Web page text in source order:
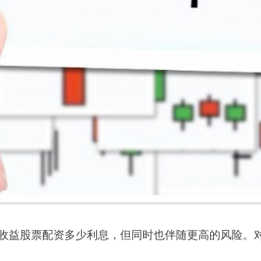
益股票配资多少利息，但同时也伴随更高的风险。